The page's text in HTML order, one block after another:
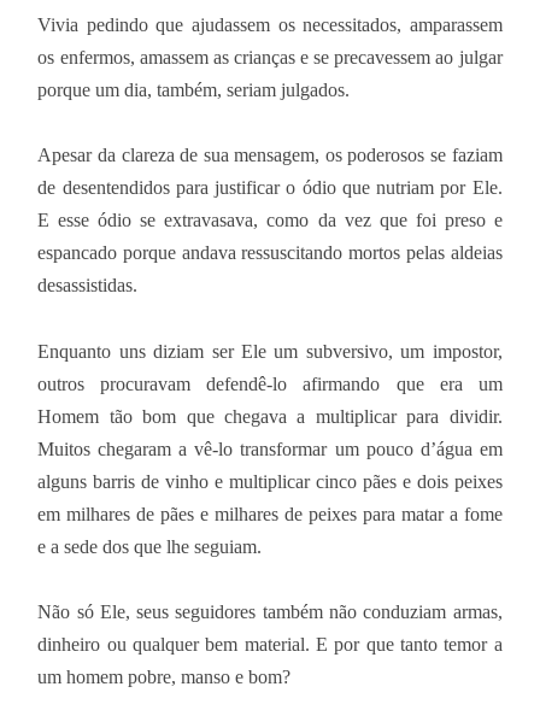
Vivia pedindo que ajudassem os necessitados, amparassem
os enfermos, amassem as crianças e se precavessem ao julgar
porque um dia, também, seriam julgados.
Apesar da clareza de sua mensagem, os poderosos se faziam
de desentendidos para justificar o ódio que nutriam por Ele.
E esse ódio se extravasava, como da vez que foi preso e
espancado porque andava ressuscitando mortos pelas aldeias
desassistidas.
Enquanto uns diziam ser Ele um subversivo, um impostor,
outros procuravam defendê-lo afirmando que era um
Homem tão bom que chegava a multiplicar para dividir.
Muitos chegaram a vê-lo transformar um pouco d’água em
alguns barris de vinho e multiplicar cinco pães e dois peixes
em milhares de pães e milhares de peixes para matar a fome
e a sede dos que lhe seguiam.
Não só Ele, seus seguidores também não conduziam armas,
dinheiro ou qualquer bem material. E por que tanto temor a
um homem pobre, manso e bom?